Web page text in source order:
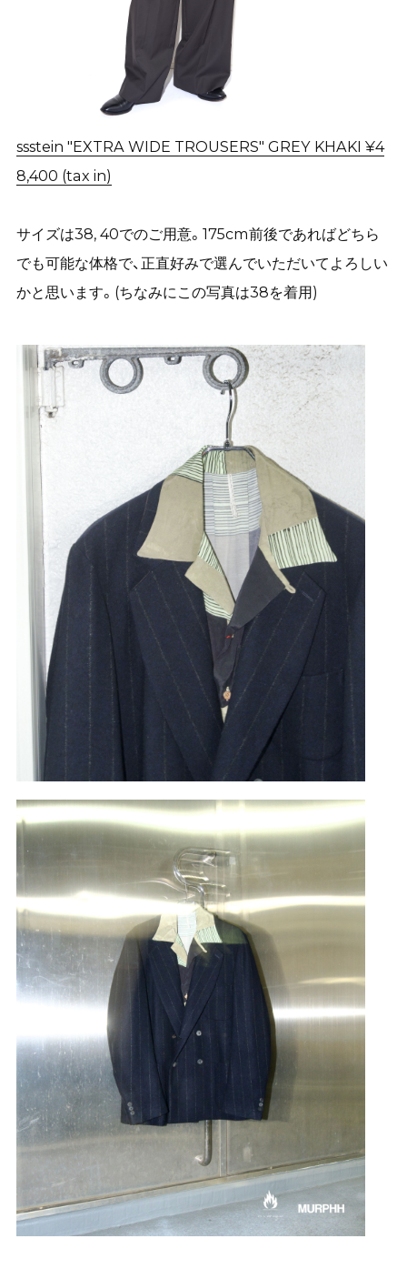
ssstein "EXTRA WIDE TROUSERS" GREY KHAKI ¥4
8,400 (tax in)
サイズは38, 40でのご用意。175cm前後であればどちら
でも可能な体格で、正直好みで選んでいただいてよろしい
かと思います。(ちなみにこの写真は38を着用)